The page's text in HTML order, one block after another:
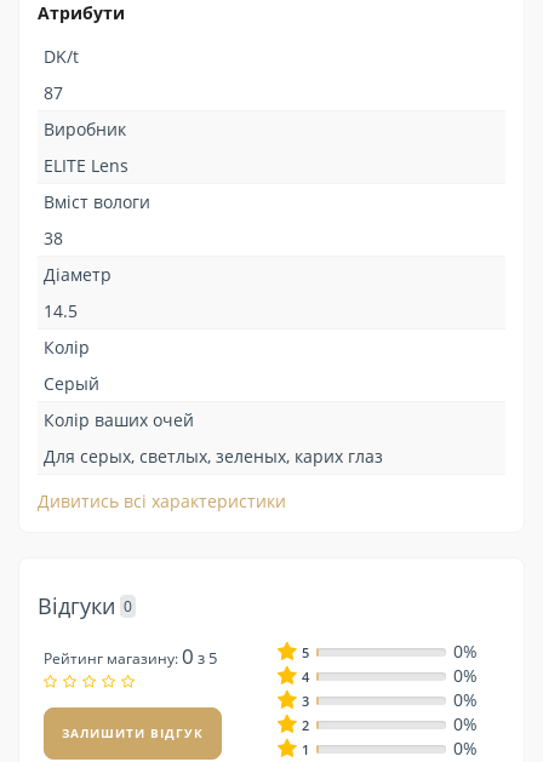
Атрибути
DK/t
87
Виробник
ELITE Lens
Вміст вологи
38
Діаметр
14.5
Колір
Серый
Колір ваших очей
Для серых, светлых, зеленых, карих глаз
Дивитись всі характеристики
Відгуки 0
Рейтинг магазину:0 з 5
ЗАЛИШИТИ ВІДГУК
5 0%
4 0%
3 0%
2 0%
1 0%